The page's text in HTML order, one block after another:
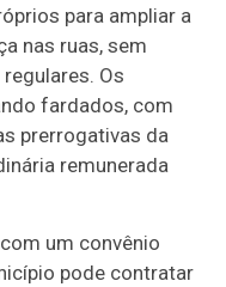
para ampliar a
nas ruas, sem
Os
fardados, com
prerrogativas da
remunerada
um convênio
pode contratar